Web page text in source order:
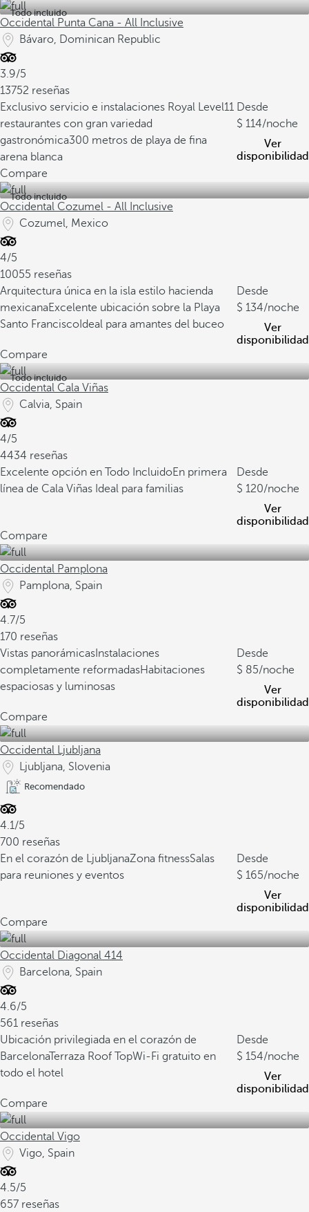
Todo incluido
Occidental Punta Cana - All Inclusive
Bávaro, Dominican Republic
3.9/5
13752 reseñas
Exclusivo servicio e instalaciones Royal Level11
restaurantes con gran variedad
gastronómica300 metros de playa de fina
arena blanca
Desde
114/noche
Ver
disponibilidad
Compare
Todo incluido
Occidental Cozumel - All Inclusive
Cozumel, Mexico
4/5
10055 reseñas
Arquitectura única en la isla estilo hacienda
mexicanaExcelente ubicación sobre la Playa
Santo Francisco Ideal para amantes del buceo
Desde
134/noche
Ver
disponibilidad
Compare
Todo incluido
Occidental Cala Viñas
Calvia, Spain
4/5
4434 reseñas
Excelente opción en Todo IncluidoEn primera
línea de Cala Viñas Ideal para familias
Desde
120/noche
Ver
disponibilidad
Compare
Occidental Pamplona
Pamplona, Spain
4.7/5
170 reseñas
Vistas panorámicas Instalaciones
completamente reformadasHabitaciones
espaciosas y luminosas
Desde
85/noche
Ver
disponibilidad
Compare
Occidental Ljubljana
Ljubljana, Slovenia
Recomendado
4.1/5
700 reseñas
En el corazón de LjubljanaZona fitnessSalas
para reuniones y eventos
Desde
165/noche
Ver
disponibilidad
Compare
Occidental Diagonal 414
Barcelona, Spain
4.6/5
561 reseñas
Ubicación privilegiada en el corazón de
BarcelonaTerraza Roof TopWi-Fi gratuito en
todo el hotel
Desde
154/noche
Ver
disponibilidad
Compare
Occidental Vigo
Vigo, Spain
4.5/5
657 reseñas